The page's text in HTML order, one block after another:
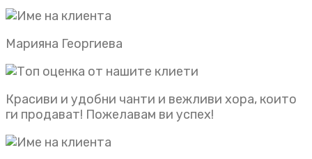
Марияна Георгиева
Красиви и удобни чанти и вежливи хора, които
ги продават! Пожелавам ви успех!